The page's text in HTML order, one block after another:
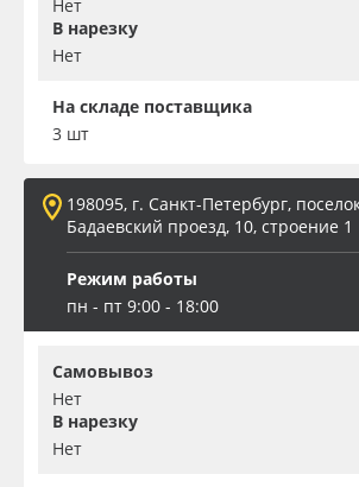
Нет
В нарезку
Нет
На складе поставщика
3 шт
198095, г. Санкт-Петербург,
Бадаевский проезд, 10, строение 1
Режим работы
пн - пт 9:00 - 18:00
Самовывоз
Нет
В нарезку
Нет